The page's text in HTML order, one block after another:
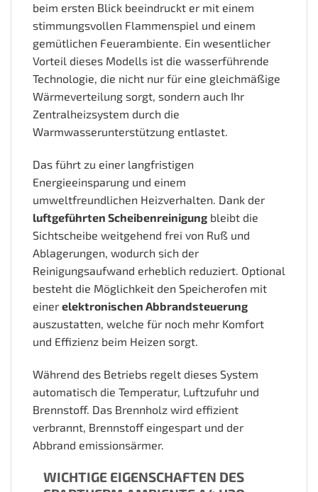
beim ersten Blick beeindruckt er mit einem
stimmungsvollen Flammenspiel und einem
gemütlichen Feuerambiente. Ein wesentlicher
Vorteil dieses Modells ist die wasserführende
Technologie, die nicht nur für eine gleichmäßige
Wärmeverteilung sorgt, sondern auch Ihr
Zentralheizsystem durch die
Warmwasserunterstützung entlastet.
Das führt zu einer langfristigen
Energieeinsparung und einem
umweltfreundlichen Heizverhalten. Dank der
luftgeführten Scheibenreinigung bleibt die
Sichtscheibe weitgehend frei von Ruß und
Ablagerungen, wodurch sich der
Reinigungsaufwand erheblich reduziert. Optional
besteht die Möglichkeit den Speicherofen mit
einer elektronischen Abbrandsteuerung
auszustatten, welche für noch mehr Komfort
und Effizienz beim Heizen sorgt.
Während des Betriebs regelt dieses System
automatisch die Temperatur, Luftzufuhr und
Brennstoff. Das Brennholz wird effizient
verbrannt, Brennstoff eingespart und der
Abbrand emissionsärmer.
WICHTIGE EIGENSCHAFTEN DES